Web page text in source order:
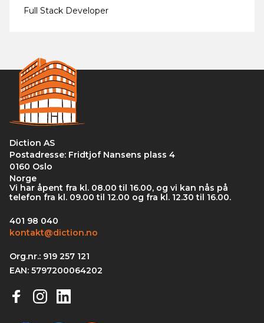
Full Stack Developer
Diction AS
Postadresse: Fridtjof Nansens plass 4
0160 Oslo
Norge
Vi har åpent fra kl. 08.00 til 16.00, og vi kan nås på
telefon fra kl. 09.00 til 12.00 og fra kl. 12.30 til 16.00.
401 98 040
kontakt@diction.no
Org.nr.: 919 257 121
EAN: 5797200064202